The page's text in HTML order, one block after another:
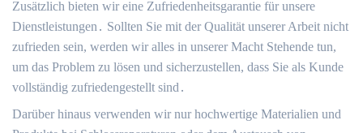
Zusätzlich bieten wir eine Zufriedenheitsgarantie für unsere
Dienstleistungen․ Sollten Sie mit der Qualität unserer Arbeit nicht
zufrieden sein, werden wir alles in unserer Macht Stehende tun,
um das Problem zu lösen und sicherzustellen, dass Sie als Kunde
vollständig zufriedengestellt sind․
Darüber hinaus verwenden wir nur hochwertige Materialien und